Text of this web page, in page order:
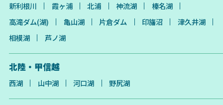
新利根川 霞ヶ浦 北浦 神流湖
榛名湖
高滝ダム(湖)
亀山湖 片倉ダム 印旛沼
津久井湖
相模湖
芦ノ湖
北陸・甲信越
西湖 山中湖 河口湖 野尻湖